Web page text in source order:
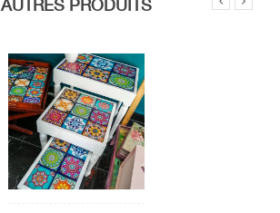
AUTRES PRODUITS